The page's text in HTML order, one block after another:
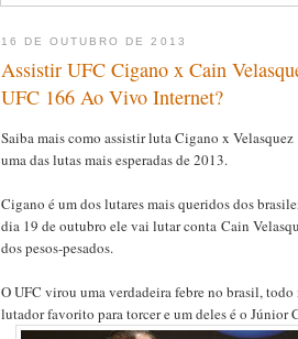
16 DE OUTUBRO DE 2013
Assistir UFC Cigano x Cain
UFC 166 Ao Vivo Internet?
Saiba mais como assistir luta Cigano x
uma das lutas mais esperadas de 2013.
Cigano é um dos lutares mais queridos dos
dia 19 de outubro ele vai lutar conta Cain
dos pesos-pesados.
O UFC virou uma verdadeira febre no brasil, todo
lutador favorito para torcer e um deles é o Júnior